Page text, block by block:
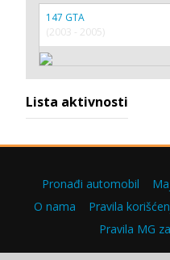
147 GTA
(2003 - 2005)
Lista aktivnosti
Pronađi automobil
O nama
Pravila
Pravila MG